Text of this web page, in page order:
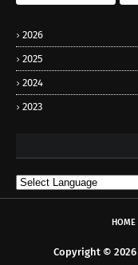
2026
2025
2024
2023
HOME
Copyright © 2026